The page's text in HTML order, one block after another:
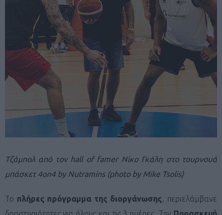
Τζάμπολ από τον hall of famer Νίκο Γκάλη στο τουρνουά
μπάσκετ 4on4 by Nutramins (photo by Mike Tsolis)
Το πλήρες πρόγραμμα της διοργάνωσης, περιελάμβανε